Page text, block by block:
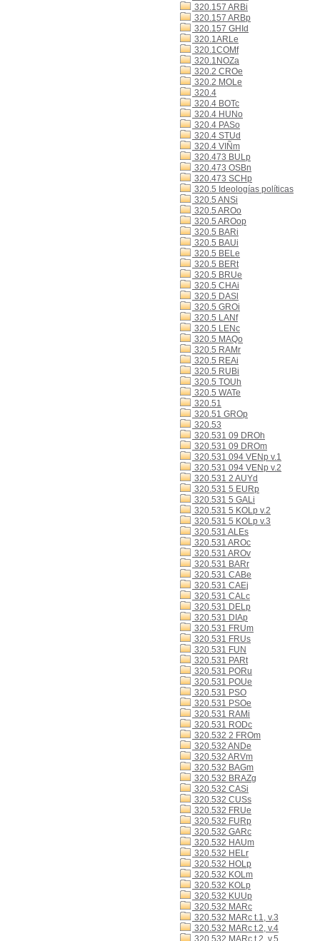
320.157 ARBi
320.157 ARBp
320.157 GHId
320.1ARLe
320.1COMf
320.1NOZa
320.2 CROe
320.2 MOLe
320.4
320.4 BOTc
320.4 HUNo
320.4 PASo
320.4 STUd
320.4 VIÑm
320.473 BULp
320.473 OSBn
320.473 SCHp
320.5 Ideologías políticas
320.5 ANSi
320.5 AROo
320.5 AROop
320.5 BARi
320.5 BAUi
320.5 BELe
320.5 BERt
320.5 BRUe
320.5 CHAi
320.5 DASl
320.5 GROi
320.5 LANf
320.5 LENc
320.5 MAQo
320.5 RAMr
320.5 REAi
320.5 RUBi
320.5 TOUh
320.5 WATe
320.51
320.51 GROp
320.53
320.531 09 DROh
320.531 09 DROm
320.531 094 VENp v.1
320.531 094 VENp v.2
320.531 2 AUYd
320.531 5 EURp
320.531 5 GALi
320.531 5 KOLp v.2
320.531 5 KOLp v.3
320.531 ALEs
320.531 AROc
320.531 AROv
320.531 BARr
320.531 CABe
320.531 CAEj
320.531 CALc
320.531 DELp
320.531 DIAp
320.531 FRUm
320.531 FRUs
320.531 FUN
320.531 PARt
320.531 PORu
320.531 POUe
320.531 PSO
320.531 PSOe
320.531 RAMi
320.531 RODc
320.532 2 FROm
320.532 ANDe
320.532 ARVm
320.532 BAGm
320.532 BRAZg
320.532 CASi
320.532 CUSs
320.532 FRUe
320.532 FURp
320.532 GARc
320.532 HAUm
320.532 HELr
320.532 HOLp
320.532 KOLm
320.532 KOLp
320.532 KUUp
320.532 MARc
320.532 MARc t.1, v.3
320.532 MARc t.2, v.4
320.532 MARc t.2, v.5